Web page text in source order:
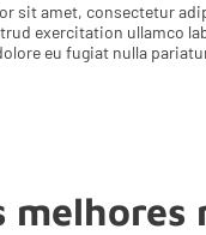
sit amet, consectetur
exercitation ullamco
eu fugiat nulla
melhores